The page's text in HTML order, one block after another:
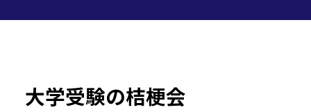
大学受験の桔梗会